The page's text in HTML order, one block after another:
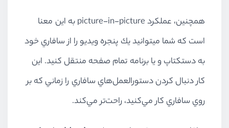
همچنين، عملكرد picture-in-picture به اين معنا
است كه شما ميتوانيد يك پنجره ويديو را از سافاري خود
به دستكتاپ و يا برنامه تمام صفحه منتقل كنيد. اين
كار دنبال كردن دستورالعمل‌هاي سافاري را زماني كه بر
روي سافاري كار مي‌كنيد، راحت‌تر مي‌كند.